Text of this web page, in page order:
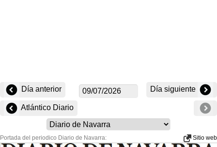
Día anterior Día siguiente
Atlántico Diario
Portada del periodico Diario de Navarra: Sitio web